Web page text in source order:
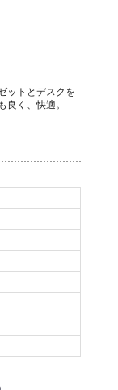
ットとデスクを
く、快適。